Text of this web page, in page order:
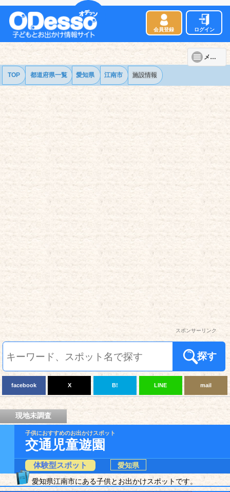
会員登録 ログイン
メニュー
TOP 都道府県一覧 愛知県 江南市 施設情報
スポンサーリンク
探す
facebook X B! LINE mail
現地未調査
子供におすすめのお出かけスポット
交通児童遊園
体験型スポット
愛知県
愛知県江南市にある子供とお出かけスポットです。